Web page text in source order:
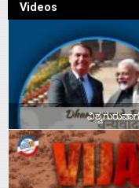
Videos